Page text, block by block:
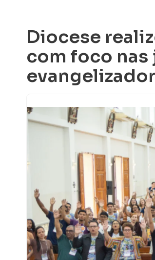
Diocese
com foco nas